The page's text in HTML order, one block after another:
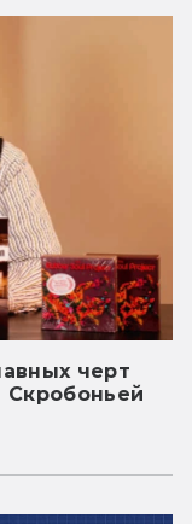
черт
Скробоньей